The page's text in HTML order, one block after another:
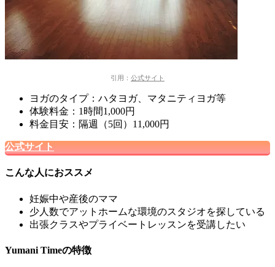
引用： 公式サイト
ヨガのタイプ：ハタヨガ、マタニティヨガ等
体験料金：1時間1,000円
料金目安：隔週（5回）11,000円
公式サイト
こんな人におススメ
妊娠中や産後のママ
少人数でアットホームな環境のスタジオを探している
出張クラスやプライベートレッスンを受講したい
Yumani Timeの特徴